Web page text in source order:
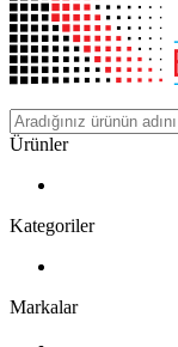
Ürünler
Kategoriler
Markalar